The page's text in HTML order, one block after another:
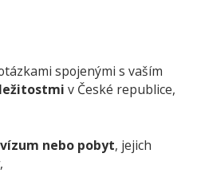
spojenými s vaším
v České republice,
nebo pobyt, jejich
,